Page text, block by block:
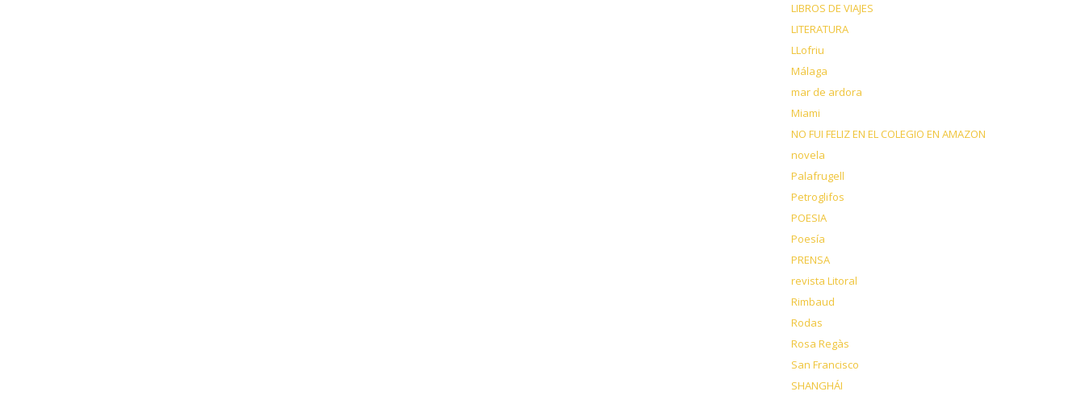
LIBROS DE VIAJES
LITERATURA
LLofriu
Málaga
mar de ardora
Miami
NO FUI FELIZ EN EL COLEGIO EN AMAZON
novela
Palafrugell
Petroglifos
POESIA
Poesía
PRENSA
revista Litoral
Rimbaud
Rodas
Rosa Regàs
San Francisco
SHANGHÁI